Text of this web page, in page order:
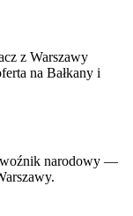
z Warszawy
na Bałkany i
narodowy —